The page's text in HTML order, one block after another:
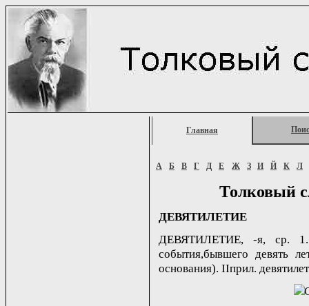
Главная
А Б В Г Д Е Ж З И Й К Л
Толковый
ДЕВЯТИЛЕТИЕ
ДЕВЯТИЛЕТИЕ, -я, ср. 1.
события,бывшего девять
основания). IIприл.